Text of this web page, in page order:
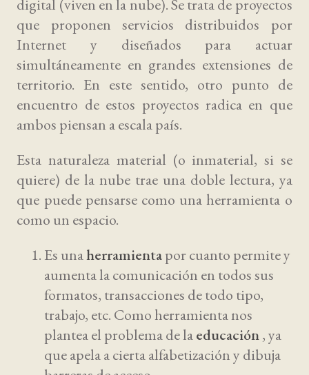
digital (viven en la nube). Se trata de proyectos
que proponen servicios distribuidos por
Internet y diseñados para actuar
simultáneamente en grandes extensiones de
territorio. En este sentido, otro punto de
encuentro de estos proyectos radica en que
ambos piensan a escala país.
Esta naturaleza material (o inmaterial, si se
quiere) de la nube trae una doble lectura, ya
que puede pensarse como una herramienta o
como un espacio.
Es unaherramientapor cuanto permite y
aumenta la comunicación en todos sus
formatos, transacciones de todo tipo,
trabajo, etc. Como herramienta nos
plantea el problema de laeducación, ya
que apela a cierta alfabetización y dibuja